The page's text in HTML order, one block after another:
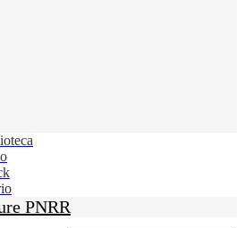
PNRR